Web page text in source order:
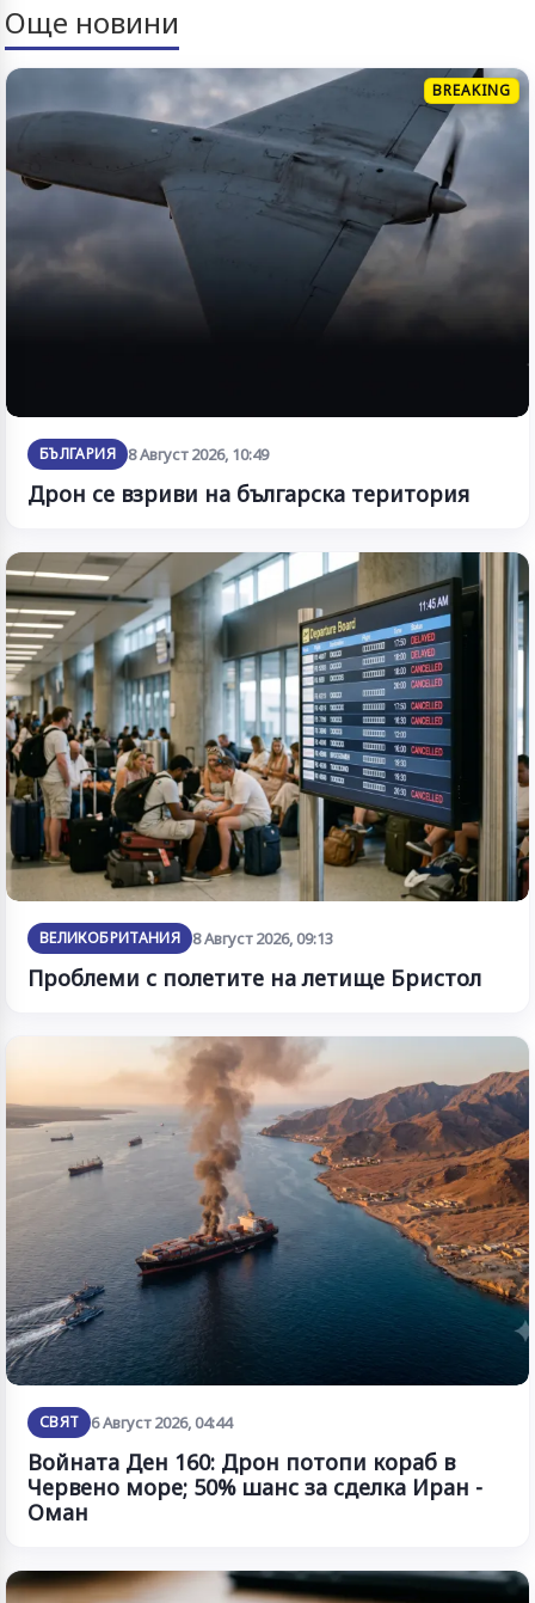
Още новини
BREAKING
БЪЛГАРИЯ 8 Август 2026, 10:49
Дрон се взриви на българска територия
ВЕЛИКОБРИТАНИЯ 8 Август 2026, 09:13
Проблеми с полетите на летище Бристол
СВЯТ 6 Август 2026, 04:44
Войната Ден 160: Дрон потопи кораб в
Червено море; 50% шанс за сделка Иран -
Оман